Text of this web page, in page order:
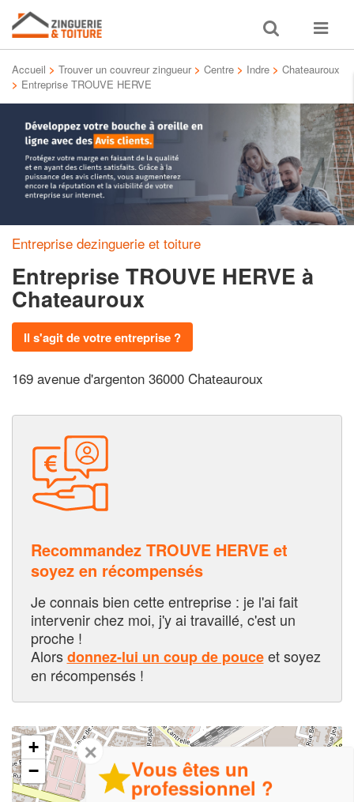
Toggle
search
Toggle
Accueil > Trouver un couvreur zingueur > Centre > Indre > Chateauroux
> Entreprise TROUVE HERVE
Entreprise dezinguerie et toiture
Entreprise TROUVE HERVE à
Chateauroux
Il s'agit de votre entreprise ?
169 avenue d'argenton 36000 Chateauroux
Recommandez TROUVE HERVE et
soyez en récompensés
Je connais bien cette entreprise : je l'ai fait
intervenir chez moi, j'y ai travaillé, c'est un
proche !
Alorsdonnez-lui un coup de pouceet soyez
en récompensés !
+
−
✕
Vous êtes un
professionnel ?